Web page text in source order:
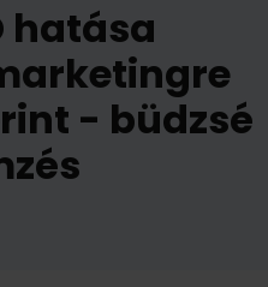
hatása
- büdzsé